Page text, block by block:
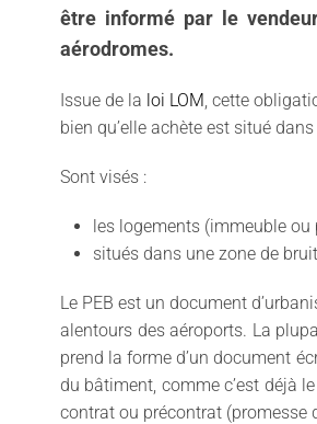
être informé par le
aérodromes.
Issue de la loi LOM, cette
bien qu’elle achète est situé
Sont visés :
les logements (immeuble
situés dans une zone de
Le PEB est un document
alentours des aéroports. La
prend la forme d’un document
du bâtiment, comme c’est déjà
contrat ou précontrat (promesse